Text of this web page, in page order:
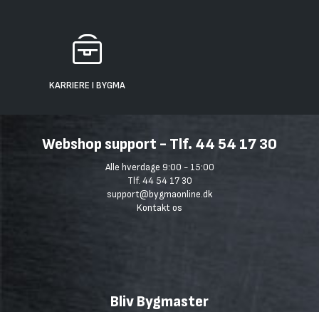
KARRIERE I BYGMA
Webshop support - Tlf. 44 54 17 30
Alle hverdage 9:00 - 15:00
Tlf. 44 54 17 30
support@bygmaonline.dk
Kontakt os
Bliv Bygmaster